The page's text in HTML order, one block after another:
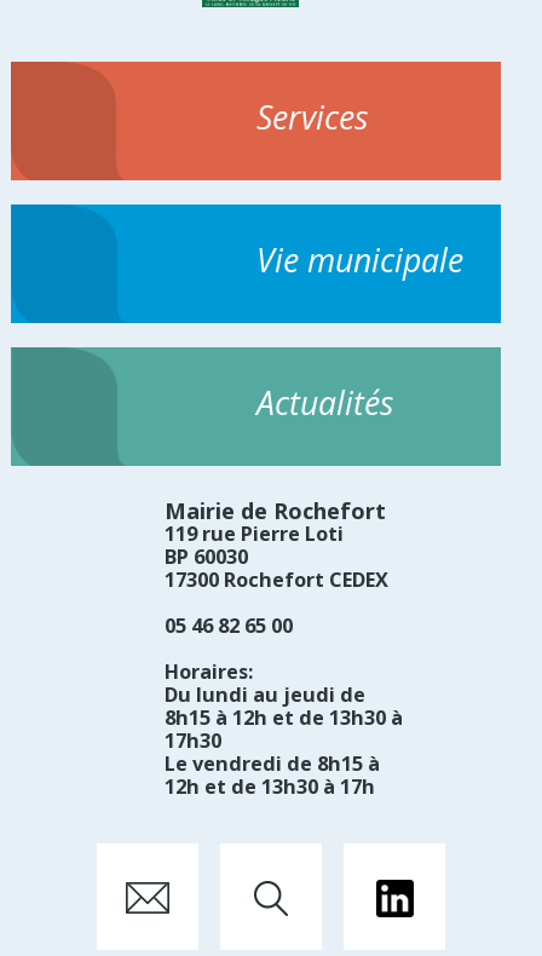
Services
Vie municipale
Actualités
Mairie de Rochefort
119 rue Pierre Loti
BP 60030
17300 Rochefort CEDEX
05 46 82 65 00
Horaires:
Du lundi au jeudi de
8h15 à 12h et de 13h30 à
17h30
Le vendredi de 8h15 à
12h et de 13h30 à 17h